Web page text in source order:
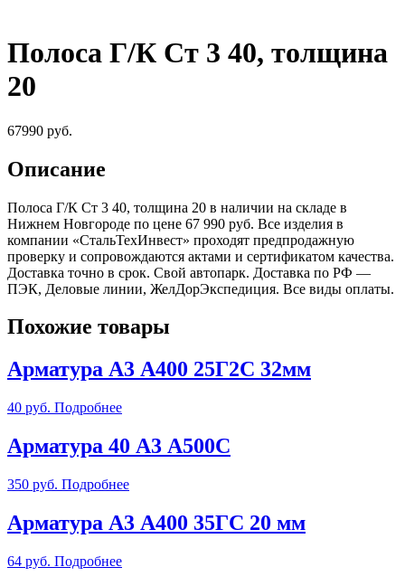
Полоса Г/К Ст 3 40, толщина
20
67990 руб.
Описание
Полоса Г/К Ст 3 40, толщина 20 в наличии на складе в
Нижнем Новгороде по цене 67 990 руб. Все изделия в
компании «СтальТехИнвест» проходят предпродажную
проверку и сопровождаются актами и сертификатом качества.
Доставка точно в срок. Свой автопарк. Доставка по РФ —
ПЭК, Деловые линии, ЖелДорЭкспедиция. Все виды оплаты.
Похожие товары
Арматура А3 А400 25Г2С 32мм
40 руб. Подробнее
Арматура 40 А3 А500С
350 руб. Подробнее
Арматура А3 А400 35ГС 20 мм
64 руб. Подробнее